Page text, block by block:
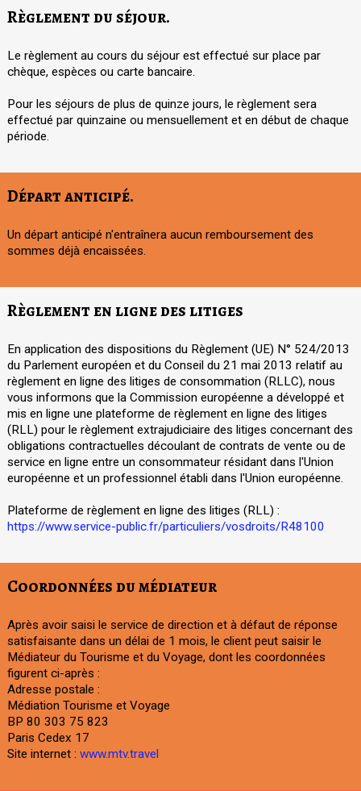
Règlement du séjour.
Le règlement au cours du séjour est effectué sur place par
chèque, espèces ou carte bancaire.
Pour les séjours de plus de quinze jours, le règlement sera
effectué par quinzaine ou mensuellement et en début de chaque
période.
Départ anticipé.
Un départ anticipé n'entraînera aucun remboursement des
sommes déjà encaissées.
Règlement en ligne des litiges
En application des dispositions du Règlement (UE) N° 524/2013
du Parlement européen et du Conseil du 21 mai 2013 relatif au
règlement en ligne des litiges de consommation (RLLC), nous
vous informons que la Commission européenne a développé et
mis en ligne une plateforme de règlement en ligne des litiges
(RLL) pour le règlement extrajudiciaire des litiges concernant des
obligations contractuelles découlant de contrats de vente ou de
service en ligne entre un consommateur résidant dans l'Union
européenne et un professionnel établi dans l'Union européenne.
Plateforme de règlement en ligne des litiges (RLL) :
https://www.service-public.fr/particuliers/vosdroits/R48100
Coordonnées du médiateur
Après avoir saisi le service de direction et à défaut de réponse
satisfaisante dans un délai de 1 mois, le client peut saisir le
Médiateur du Tourisme et du Voyage, dont les coordonnées
figurent ci-après :
Adresse postale :
Médiation Tourisme et Voyage
BP 80 303 75 823
Paris Cedex 17
Site internet : www.mtv.travel